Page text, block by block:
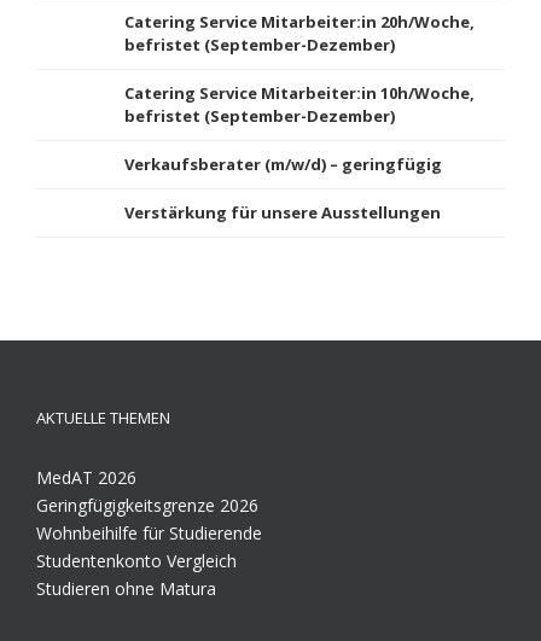
Catering Service Mitarbeiter:in 20h/Woche,
befristet (September-Dezember)
Catering Service Mitarbeiter:in 10h/Woche,
befristet (September-Dezember)
Verkaufsberater (m/w/d) – geringfügig
Verstärkung für unsere Ausstellungen
AKTUELLE THEMEN
MedAT 2026
Geringfügigkeitsgrenze 2026
Wohnbeihilfe für Studierende
Studentenkonto Vergleich
Studieren ohne Matura